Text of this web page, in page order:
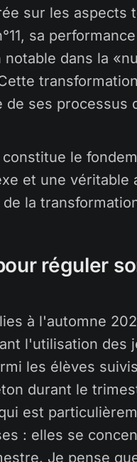
sur les aspects
sa
dans la
ses processus
le
et une véritable
la
réguler
à l'automne
l'utilisation des
les élèves
durant le
est
: elles se
Je pense